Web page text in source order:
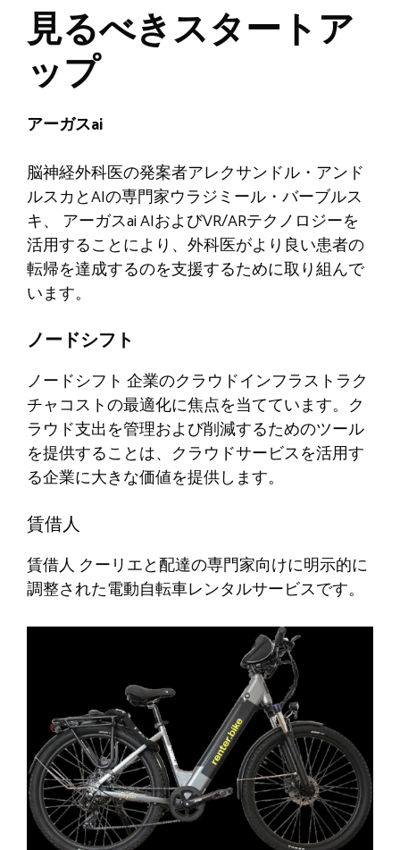
見るべきスタートア
ップ
アーガスai
脳神経外科医の発案者アレクサンドル・アンド
ルスカとAIの専門家ウラジミール・バーブルス
キ、 アーガスaiAIおよびVR/ARテクノロジーを
活用することにより、外科医がより良い患者の
転帰を達成するのを支援するために取り組んで
います。
ノードシフト
ノードシフト 企業のクラウドインフラストラク
チャコストの最適化に焦点を当てています。ク
ラウド支出を管理および削減するためのツール
を提供することは、クラウドサービスを活用す
る企業に大きな価値を提供します。
賃借人
賃借人 クーリエと配達の専門家向けに明示的に
調整された電動自転車レンタルサービスです。